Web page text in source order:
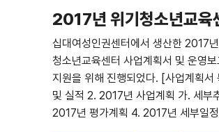
2017년 위기청소년교육
십대여성인권센터에서 생산한 2017
청소년교육센터 사업계획서 및 운영
지원을 위해 진행되었다. [사업계획
및 실적 2. 2017년 사업계획 가. 세부
2017년 평가계획 4. 2017년 세부일